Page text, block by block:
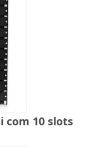
com 10 slots